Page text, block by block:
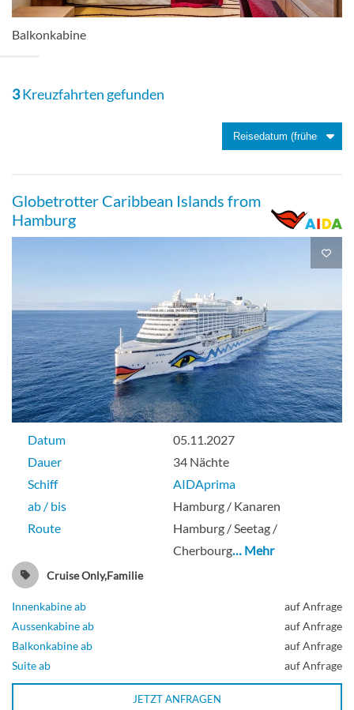
Deck 11
Innenkabine-[IB]
Innenkabine
Guarantee Inside cabin-[IV]
Innenkabine
Junior-Suite-[JA]
Deck 8
Suite
Junior suite with lounge-[JB]
Balkonkabine
3Kreuzfahrten gefunden
Globetrotter Caribbean Islands from
Hamburg
Datum
05.11.2027
Dauer
34 Nächte
Schiff
AIDAprima
ab / bis
Hamburg / Kanaren
Route
Hamburg / Seetag /
Cherbourg… Mehr
Cruise Only,Familie
Innenkabine ab
auf Anfrage
Aussenkabine ab
auf Anfrage
Balkonkabine ab
auf Anfrage
Suite ab
auf Anfrage
JETZT ANFRAGEN